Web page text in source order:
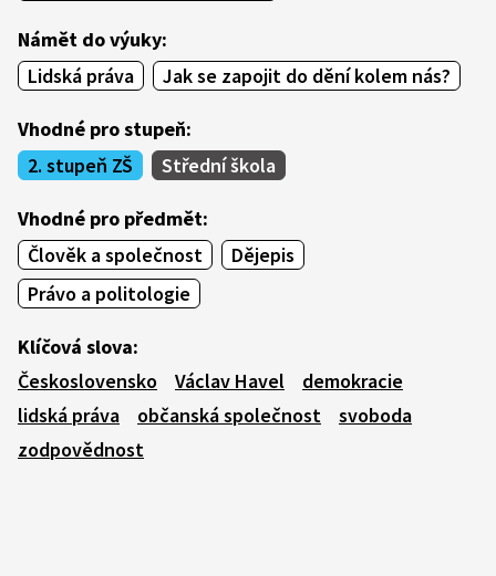
Námět do výuky:
Lidská práva
Jak se zapojit do dění kolem nás?
Vhodné pro stupeň:
2. stupeň ZŠ
Střední škola
Vhodné pro předmět:
Člověk a společnost
Dějepis
Právo a politologie
Klíčová slova:
Československo
Václav Havel
demokracie
lidská práva
občanská společnost
svoboda
zodpovědnost